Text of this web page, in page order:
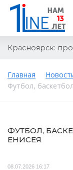
Красноярск:
Главная
Футбол,
ФУТБОЛ,
ЕНИСЕЯ
08.07.2026 16:17